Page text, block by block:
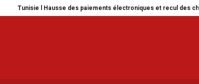
Tunisie l Hausse des paiements électroniques et recul des chèques